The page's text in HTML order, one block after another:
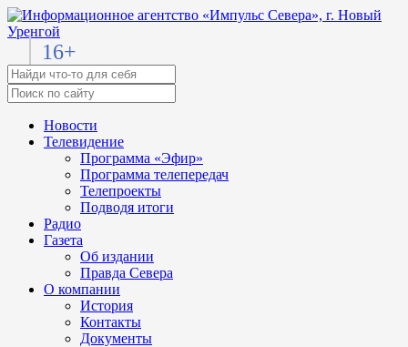
16+
Новости
Телевидение
Программа «Эфир»
Программа телепередач
Телепроекты
Подводя итоги
Радио
Газета
Об издании
Правда Севера
О компании
История
Контакты
Документы